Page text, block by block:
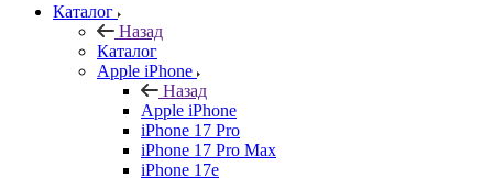
Каталог
Назад
Каталог
Apple iPhone
Назад
Apple iPhone
iPhone 17 Pro
iPhone 17 Pro Max
iPhone 17e